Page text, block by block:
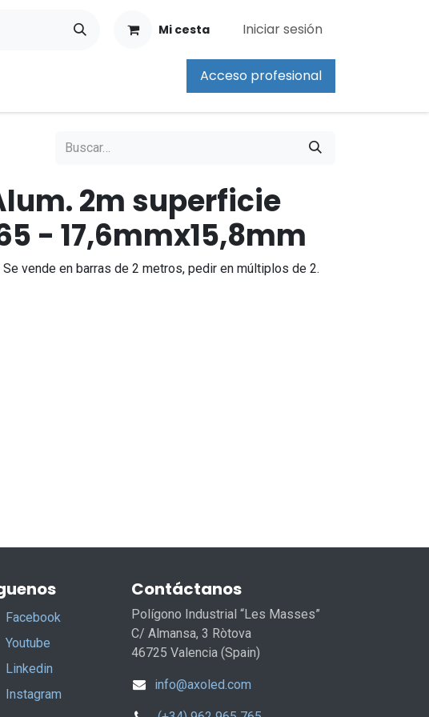
Mi cesta Iniciar sesión
Acceso profesional
2m superficie
- 17,6mmx15,8mm
vende en barras de 2 metros, pedir en múltiplos de 2.
Facebook
Youtube
Linkedin
Instagram
Contáctanos
Polígono Industrial “Les Masses”
C/ Almansa, 3 Ròtova
46725 Valencia (Spain)
info@axoled.com